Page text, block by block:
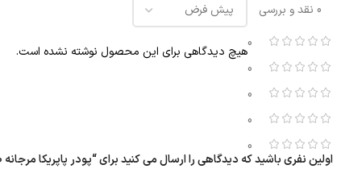
0 نقد و بررسی
0
0
0
0
0
هیچ دیدگاهی برای این محصول نوشته نشده است.
اولین نفری باشید که دیدگاهی را ارسال می کنید برای “پودر پاپریکا مرجانه 100گرم”